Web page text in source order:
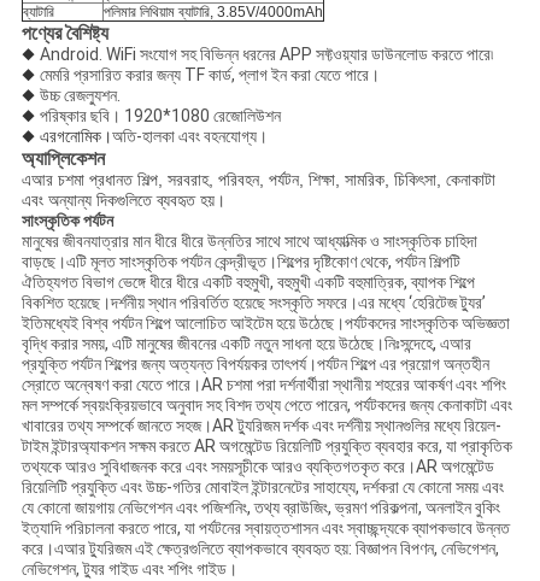
ব্যাটারি
পলিমার লিথিয়াম ব্যাটারি, 3.85V/4000mAh
পণ্যের বৈশিষ্ট্য
◆ Android. WiFi সংযোগ সহ বিভিন্ন ধরনের APP সফ্টওয়্যার ডাউনলোড করতে পারে৷
◆ মেমরি প্রসারিত করার জন্য TF কার্ড, প্লাগ ইন করা যেতে পারে।
◆ উচ্চ রেজল্যুশন.
◆ পরিষ্কার ছবি। 1920*1080 রেজোলিউশন
◆ এরগনোমিক।অতি-হালকা এবং বহনযোগ্য।
অ্যাপ্লিকেশন
এআর চশমা প্রধানত শিল্প, সরবরাহ, পরিবহন, পর্যটন, শিক্ষা, সামরিক, চিকিৎসা, কেনাকাটা
এবং অন্যান্য দিকগুলিতে ব্যবহৃত হয়।
সাংস্কৃতিক পর্যটন
মানুষের জীবনযাত্রার মান ধীরে ধীরে উন্নতির সাথে সাথে আধ্যাত্মিক ও সাংস্কৃতিক চাহিদা
বাড়ছে।এটি মূলত সাংস্কৃতিক পর্যটন কেন্দ্রীভূত।শিল্পের দৃষ্টিকোণ থেকে, পর্যটন শিল্পটি
ঐতিহ্যগত বিভাগ ভেঙ্গে ধীরে ধীরে একটি বহুমুখী, বহুমুখী একটি বহুমাত্রিক, ব্যাপক শিল্পে
বিকশিত হয়েছে।দর্শনীয় স্থান পরিবর্তিত হয়েছে সংস্কৃতি সফরে।এর মধ্যে ‘হেরিটেজ ট্যুর’
ইতিমধ্যেই বিশ্ব পর্যটন শিল্পে আলোচিত আইটেম হয়ে উঠেছে।পর্যটকদের সাংস্কৃতিক অভিজ্ঞতা
বৃদ্ধি করার সময়, এটি মানুষের জীবনের একটি নতুন সাধনা হয়ে উঠেছে।নিঃসন্দেহে, এআর
প্রযুক্তি পর্যটন শিল্পের জন্য অত্যন্ত বিপর্যয়কর তাৎপর্য।পর্যটন শিল্পে এর প্রয়োগ অন্তহীন
স্রোতে অন্বেষণ করা যেতে পারে।AR চশমা পরা দর্শনার্থীরা স্থানীয় শহরের আকর্ষণ এবং শপিং
মল সম্পর্কে স্বয়ংক্রিয়ভাবে অনুবাদ সহ বিশদ তথ্য পেতে পারেন, পর্যটকদের জন্য কেনাকাটা এবং
খাবারের তথ্য সম্পর্কে জানতে সহজ।AR ট্যুরিজম দর্শক এবং দর্শনীয় স্থানগুলির মধ্যে রিয়েল-
টাইম ইন্টারঅ্যাকশন সক্ষম করতে AR অগমেন্টেড রিয়েলিটি প্রযুক্তি ব্যবহার করে, যা প্রাকৃতিক
তথ্যকে আরও সুবিধাজনক করে এবং সময়সূচীকে আরও ব্যক্তিগতকৃত করে।AR অগমেন্টেড
রিয়েলিটি প্রযুক্তি এবং উচ্চ-গতির মোবাইল ইন্টারনেটের সাহায্যে, দর্শকরা যে কোনো সময় এবং
যে কোনো জায়গায় নেভিগেশন এবং পজিশনিং, তথ্য ব্রাউজিং, ভ্রমণ পরিকল্পনা, অনলাইন বুকিং
ইত্যাদি পরিচালনা করতে পারে, যা পর্যটনের স্বায়ত্তশাসন এবং স্বাচ্ছন্দ্যকে ব্যাপকভাবে উন্নত
করে।এআর ট্যুরিজম এই ক্ষেত্রগুলিতে ব্যাপকভাবে ব্যবহৃত হয়: বিজ্ঞাপন বিপণন, নেভিগেশন,
নেভিগেশন, ট্যুর গাইড এবং শপিং গাইড।